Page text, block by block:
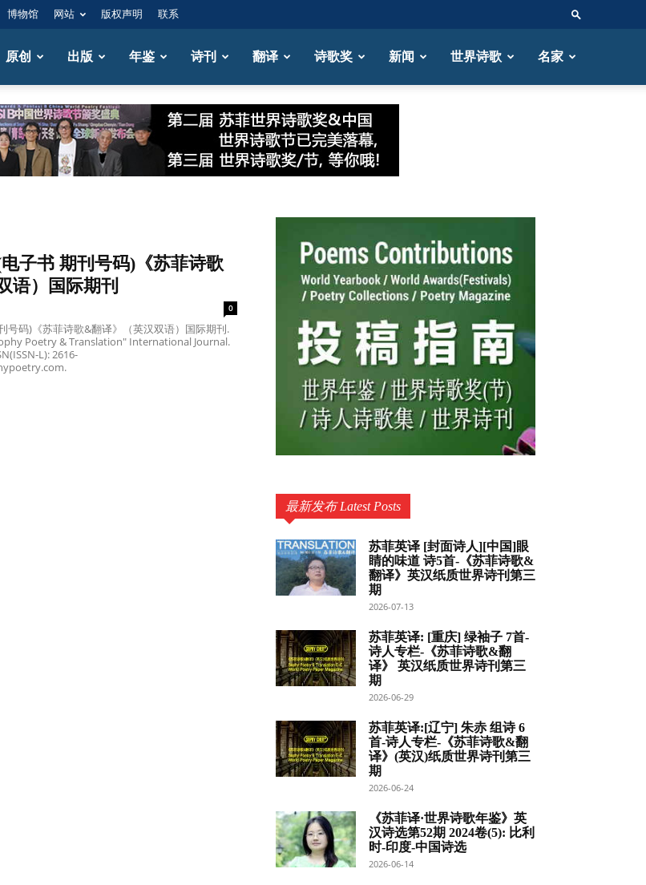
博物馆 网站 版权声明 联系
原创 出版 年鉴 诗刊 翻译 诗歌奖 新闻 世界诗歌 名家
电子书 期刊号码)《苏菲诗歌
语）国际期刊
0
号码)《苏菲诗歌&翻译》（英汉双语）国际期刊.
Poetry & Translation" International Journal.
L): 2616-
最新发布 Latest Posts
苏菲英译 [封面诗人][中国]眼
睛的味道 诗5首-《苏菲诗歌&
翻译》英汉纸质世界诗刊第三
期
2026-07-13
苏菲英译: [重庆] 绿袖子 7首-
诗人专栏-《苏菲诗歌&翻
译》 英汉纸质世界诗刊第三
期
2026-06-29
苏菲英译:[辽宁] 朱赤 组诗 6
首-诗人专栏-《苏菲诗歌&翻
译》(英汉)纸质世界诗刊第三
期
2026-06-24
《苏菲译·世界诗歌年鉴》英
汉诗选第52期 2024卷(5): 比利
时-印度-中国诗选
2026-06-14